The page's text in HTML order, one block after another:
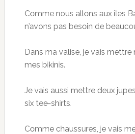
Comme nous allons aux îles
n’avons pas besoin de
Dans ma valise, je vais
mes bikinis.
Je vais aussi mettre deux
six tee-shirts.
Comme chaussures, je vais